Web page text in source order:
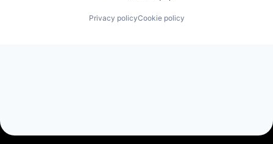
Privacy policyCookie policy